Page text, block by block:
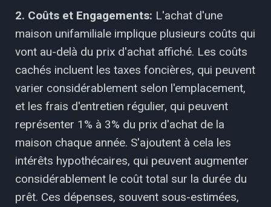
2. Coûts et Engagements: L'achat d'une
maison unifamiliale implique plusieurs coûts qui
vont au-delà du prix d'achat affiché. Les coûts
cachés incluent les taxes foncières, qui peuvent
varier considérablement selon l'emplacement,
et les frais d'entretien régulier, qui peuvent
représenter 1% à 3% du prix d'achat de la
maison chaque année. S'ajoutent à cela les
intérêts hypothécaires, qui peuvent augmenter
considérablement le coût total sur la durée du
prêt. Ces dépenses, souvent sous-estimées,